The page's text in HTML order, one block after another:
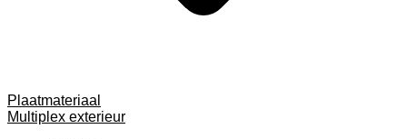
Plaatmateriaal
Multiplex exterieur